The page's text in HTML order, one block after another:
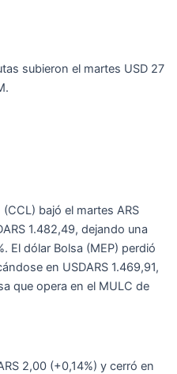
subieron el martes USD 27
bajó el martes ARS
1.482,49, dejando una
El dólar Bolsa (MEP) perdió
en USDARS 1.469,91,
que opera en el MULC de
2,00 (+0,14%) y cerró en